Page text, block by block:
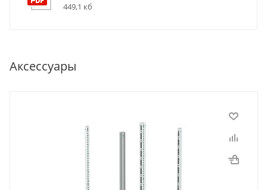
449,1 кб
Аксессуары